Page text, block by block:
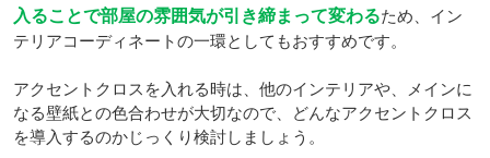
入ることで部屋の雰囲気が引き締まって変わるため、イン
テリアコーディネートの一環としてもおすすめです。
アクセントクロスを入れる時は、他のインテリアや、メインに
なる壁紙との色合わせが大切なので、どんなアクセントクロス
を導入するのかじっくり検討しましょう。